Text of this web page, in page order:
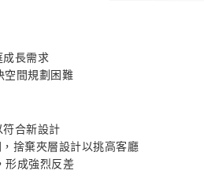
成長需求
空間規劃困難
符合新設計
捨棄夾層設計以挑高客廳
形成強烈反差